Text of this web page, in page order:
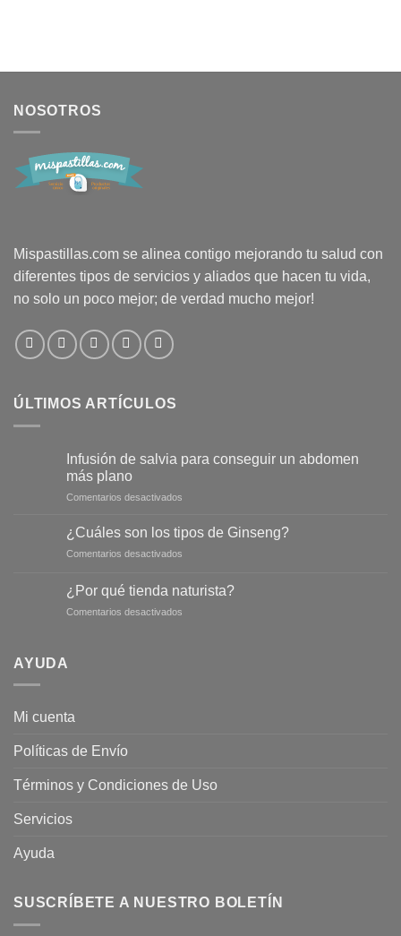
NOSOTROS
Mispastillas.com se alinea contigo mejorando tu salud con
diferentes tipos de servicios y aliados que hacen tu vida,
no solo un poco mejor; de verdad mucho mejor!
ÚLTIMOS ARTÍCULOS
Infusión de salvia para conseguir un abdomen
más plano
Comentarios desactivados
salvia
un
¿Cuáles son los tipos de Ginseng?
Comentarios desactivados
los
¿Por qué tienda naturista?
Comentarios desactivados
AYUDA
Mi cuenta
Políticas de Envío
Términos y Condiciones de Uso
Servicios
Ayuda
SUSCRÍBETE A NUESTRO BOLETÍN